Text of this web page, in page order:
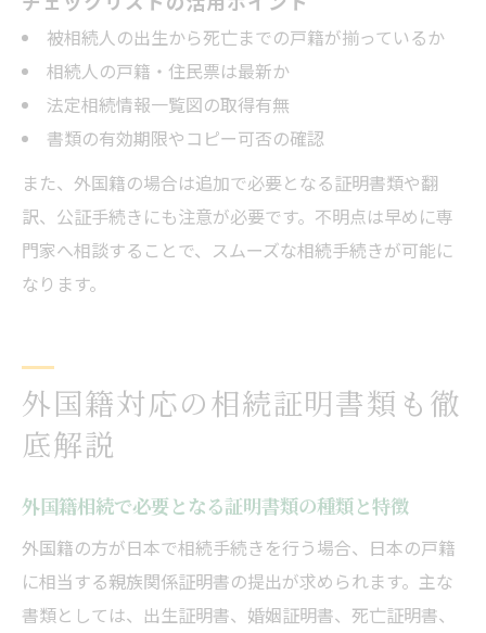
被相続人の出生から死亡までの戸籍が揃っているか
相続人の戸籍・住民票は最新か
法定相続情報一覧図の取得有無
書類の有効期限やコピー可否の確認
また、外国籍の場合は追加で必要となる証明書類や翻
訳、公証手続きにも注意が必要です。不明点は早めに専
門家へ相談することで、スムーズな相続手続きが可能に
なります。
外国籍対応の相続証明書類も徹
底解説
外国籍相続で必要となる証明書類の種類と特徴
外国籍の方が日本で相続手続きを行う場合、日本の戸籍
に相当する親族関係証明書の提出が求められます。主な
書類としては、出生証明書、婚姻証明書、死亡証明書、